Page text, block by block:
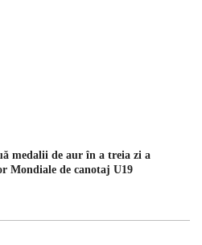
medalii de aur în a treia zi a
Mondiale de canotaj U19